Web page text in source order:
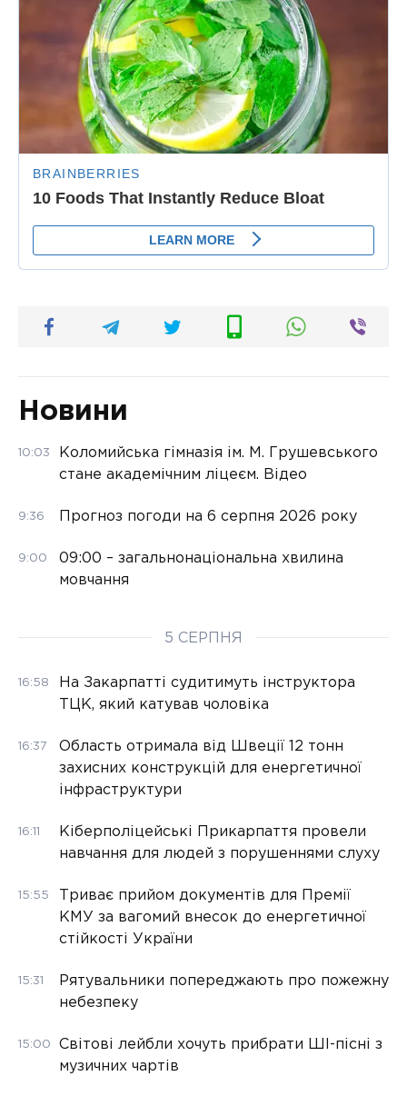
Новини
10:03
Коломийська гімназія ім. М. Грушевського
стане академічним ліцеєм. Відео
9:36 Прогноз погоди на 6 серпня 2026 року
9:00
09:00 – загальнонаціональна хвилина
мовчання
5 СЕРПНЯ
16:58
На Закарпатті судитимуть інструктора
ТЦК, який катував чоловіка
16:37
Область отримала від Швеції 12 тонн
захисних конструкцій для енергетичної
інфраструктури
16:11
Кіберполіцейські Прикарпаття провели
навчання для людей з порушеннями слуху
15:55
Триває прийом документів для Премії
КМУ за вагомий внесок до енергетичної
стійкості України
15:31
Рятувальники попереджають про пожежну
небезпеку
15:00
Світові лейбли хочуть прибрати ШІ-пісні з
музичних чартів